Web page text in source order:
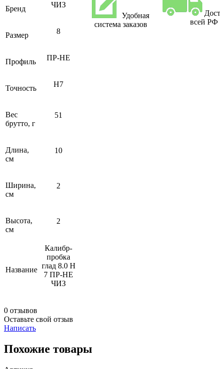
Бренд ЧИЗ
Размер 8
Профиль ПР-НЕ
Точность H7
Вес
брутто, г
51
Длина,
см
10
Ширина,
см
2
Высота,
см
2
Название
Калибр-
пробка
глад 8.0 Н
7 ПР-НЕ
ЧИЗ
0 отзывов
Оставьте свой отзыв
Написать
Удобная
система заказов
всей РФ
Похожие товары